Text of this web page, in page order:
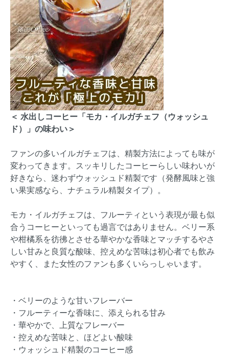
＜ 水出しコーヒー「モカ・イルガチェフ（ウォッシュ
ド）」の味わい＞
ファンの多いイルガチェフは、精製方法によっても味が
変わってきます。スッキリしたコーヒーらしい味わいが
好きなら、迷わずウォッシュド精製です（発酵風味と強
い果実感なら、ナチュラル精製タイプ）。
モカ・イルガチェフは、フルーティという表現が最も似
合うコーヒーといっても過言ではありません。ベリー系
や柑橘系を彷彿とさせる華やかな香味とマッチするやさ
しい甘みと良質な酸味、控えめな苦味は初心者でも飲み
やすく、また女性のファンも多くいらっしゃいます。
・ベリーのような甘いフレーバー
・フルーティーな香味に、添えられる甘み
・華やかで、上質なフレーバー
・控えめな苦味と、ほどよい酸味
・ウォッシュド精製のコーヒー感